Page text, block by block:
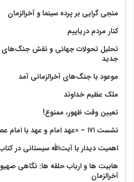
منجی گرایی بر پرده سینما و آخرالزمان
کنار مردم دریاییم
تحلیل تحولات جهانی و نقش جنگ‌های
جدید
موعود با جنگ‌های آخرالزمانی آمد
ملک عظیم خداوند
تعیین وقت ظهور، ممنوع!
نشست ۱۷۱ – «عهد امام و عهد با امام عصر(عج)»
اهمیت دیدار با آیت‌الله سیستانی در
هابیت ها و ارباب حلقه ها: نگاهی
آخرالزمان